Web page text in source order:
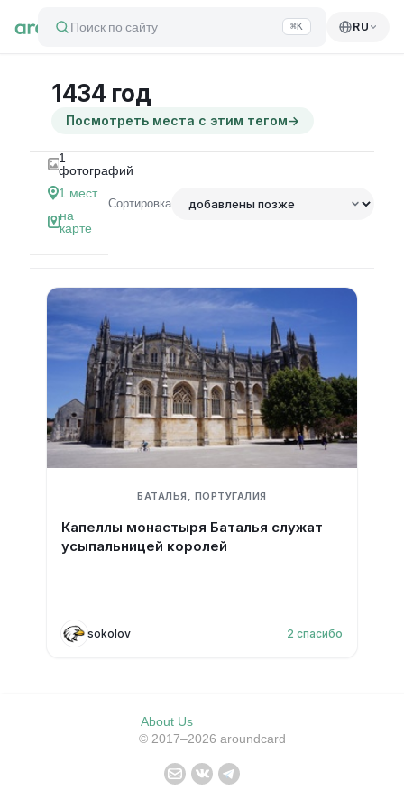
Поиск по сайту ⌘K RU
1434 год
Посмотреть места с этим тегом→
1
фотографий
1 мест
на
карте
Сортировка
БАТАЛЬЯ, ПОРТУГАЛИЯ
Капеллы монастыря Баталья служат
усыпальницей королей
sokolov 2 спасибо
About Us
© 2017–2026 aroundcard